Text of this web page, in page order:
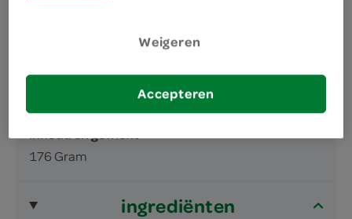
karamel (21%) in een suikerlaagje.
Melkchocolade bevat naast cacaoboter ook
andere plantaardige vetten.
inhoud en gewicht
176 Gram
ingrediënten
Weigeren
Accepteren